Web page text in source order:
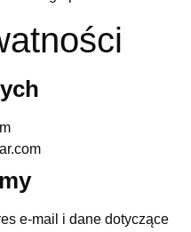
e-mail i dane dotyczące